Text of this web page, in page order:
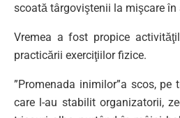
scoată târgoviştenii la mişcare în
Vremea a fost propice
practicării exerciţiilor fizice.
”Promenada inimilor”a scos,
care l-au stabilit organizatorii,